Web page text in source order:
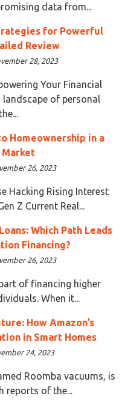
data from...
for Powerful
Review
28, 2023
Your Financial
landscape of personal
Homeownership in a
Market
26, 2023
Hacking Rising Interest
Z Current Real...
Which Path Leads
Financing?
26, 2023
of financing higher
When it...
How Amazon’s
in Smart Homes
24, 2023
Roomba vacuums, is
reports of the...